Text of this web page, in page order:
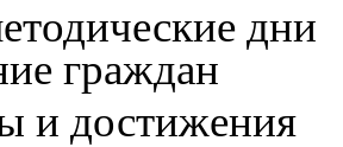
дни
граждан
и достижения